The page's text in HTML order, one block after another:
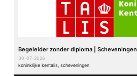
Begeleider zonder diploma | Scheveningen
30-07-2026
koninklijke kentalis, scheveningen